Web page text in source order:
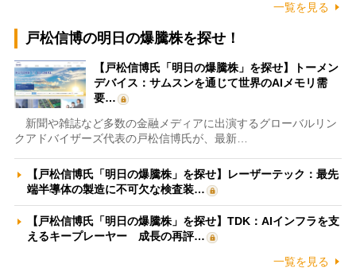
一覧を見る
戸松信博の明日の爆騰株を探せ！
【戸松信博氏「明日の爆騰株」を探せ】トーメン
デバイス：サムスンを通じて世界のAIメモリ需
要…
新聞や雑誌など多数の金融メディアに出演するグローバルリン
クアドバイザーズ代表の戸松信博氏が、最新…
【戸松信博氏「明日の爆騰株」を探せ】レーザーテック：最先
端半導体の製造に不可欠な検査装…
【戸松信博氏「明日の爆騰株」を探せ】TDK：AIインフラを支
えるキープレーヤー 成長の再評…
一覧を見る